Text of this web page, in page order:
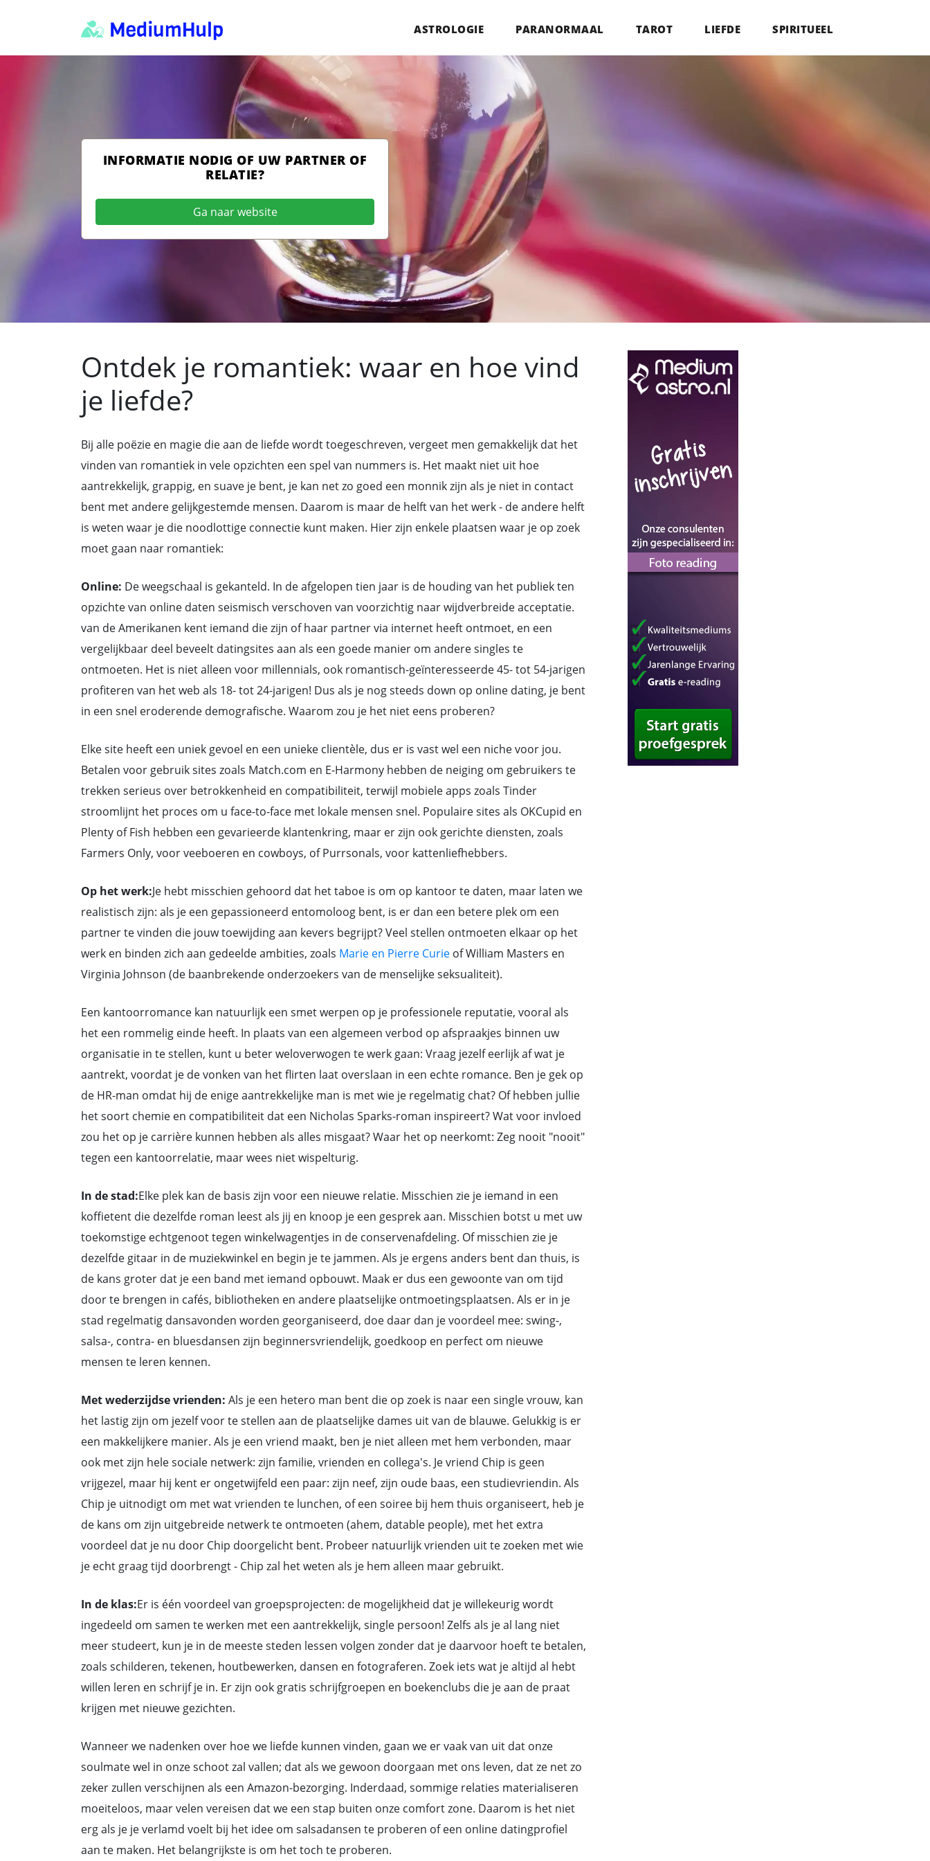
ASTROLOGIE PARANORMAAL TAROT LIEFDE SPIRITUEEL
INFORMATIE NODIG OF UW PARTNER OF
RELATIE?
Ga naar website
Ontdek je romantiek: waar en hoe vind
je liefde?
Bij alle poëzie en magie die aan de liefde wordt toegeschreven, vergeet men gemakkelijk dat het
vinden van romantiek in vele opzichten een spel van nummers is. Het maakt niet uit hoe
aantrekkelijk, grappig, en suave je bent, je kan net zo goed een monnik zijn als je niet in contact
bent met andere gelijkgestemde mensen. Daarom is maar de helft van het werk - de andere helft
is weten waar je die noodlottige connectie kunt maken. Hier zijn enkele plaatsen waar je op zoek
moet gaan naar romantiek:
Online: De weegschaal is gekanteld. In de afgelopen tien jaar is de houding van het publiek ten
opzichte van online daten seismisch verschoven van voorzichtig naar wijdverbreide acceptatie.
van de Amerikanen kent iemand die zijn of haar partner via internet heeft ontmoet, en een
vergelijkbaar deel beveelt datingsites aan als een goede manier om andere singles te
ontmoeten. Het is niet alleen voor millennials, ook romantisch-geïnteresseerde 45- tot 54-jarigen
profiteren van het web als 18- tot 24-jarigen! Dus als je nog steeds down op online dating, je bent
in een snel eroderende demografische. Waarom zou je het niet eens proberen?
Elke site heeft een uniek gevoel en een unieke clientèle, dus er is vast wel een niche voor jou.
Betalen voor gebruik sites zoals Match.com en E-Harmony hebben de neiging om gebruikers te
trekken serieus over betrokkenheid en compatibiliteit, terwijl mobiele apps zoals Tinder
stroomlijnt het proces om u face-to-face met lokale mensen snel. Populaire sites als OKCupid en
Plenty of Fish hebben een gevarieerde klantenkring, maar er zijn ook gerichte diensten, zoals
Farmers Only, voor veeboeren en cowboys, of Purrsonals, voor kattenliefhebbers.
Op het werk:Je hebt misschien gehoord dat het taboe is om op kantoor te daten, maar laten we
realistisch zijn: als je een gepassioneerd entomoloog bent, is er dan een betere plek om een
partner te vinden die jouw toewijding aan kevers begrijpt? Veel stellen ontmoeten elkaar op het
werk en binden zich aan gedeelde ambities, zoals Marie en Pierre Curie of William Masters en
Virginia Johnson (de baanbrekende onderzoekers van de menselijke seksualiteit).
Een kantoorromance kan natuurlijk een smet werpen op je professionele reputatie, vooral als
het een rommelig einde heeft. In plaats van een algemeen verbod op afspraakjes binnen uw
organisatie in te stellen, kunt u beter weloverwogen te werk gaan: Vraag jezelf eerlijk af wat je
aantrekt, voordat je de vonken van het flirten laat overslaan in een echte romance. Ben je gek op
de HR-man omdat hij de enige aantrekkelijke man is met wie je regelmatig chat? Of hebben jullie
het soort chemie en compatibiliteit dat een Nicholas Sparks-roman inspireert? Wat voor invloed
zou het op je carrière kunnen hebben als alles misgaat? Waar het op neerkomt: Zeg nooit "nooit"
tegen een kantoorrelatie, maar wees niet wispelturig.
In de stad:Elke plek kan de basis zijn voor een nieuwe relatie. Misschien zie je iemand in een
koffietent die dezelfde roman leest als jij en knoop je een gesprek aan. Misschien botst u met uw
toekomstige echtgenoot tegen winkelwagentjes in de conservenafdeling. Of misschien zie je
dezelfde gitaar in de muziekwinkel en begin je te jammen. Als je ergens anders bent dan thuis, is
de kans groter dat je een band met iemand opbouwt. Maak er dus een gewoonte van om tijd
door te brengen in cafés, bibliotheken en andere plaatselijke ontmoetingsplaatsen. Als er in je
stad regelmatig dansavonden worden georganiseerd, doe daar dan je voordeel mee: swing-,
salsa-, contra- en bluesdansen zijn beginnersvriendelijk, goedkoop en perfect om nieuwe
mensen te leren kennen.
Met wederzijdse vrienden: Als je een hetero man bent die op zoek is naar een single vrouw, kan
het lastig zijn om jezelf voor te stellen aan de plaatselijke dames uit van de blauwe. Gelukkig is er
een makkelijkere manier. Als je een vriend maakt, ben je niet alleen met hem verbonden, maar
ook met zijn hele sociale netwerk: zijn familie, vrienden en collega's. Je vriend Chip is geen
vrijgezel, maar hij kent er ongetwijfeld een paar: zijn neef, zijn oude baas, een studievriendin. Als
Chip je uitnodigt om met wat vrienden te lunchen, of een soiree bij hem thuis organiseert, heb je
de kans om zijn uitgebreide netwerk te ontmoeten (ahem, datable people), met het extra
voordeel dat je nu door Chip doorgelicht bent. Probeer natuurlijk vrienden uit te zoeken met wie
je echt graag tijd doorbrengt - Chip zal het weten als je hem alleen maar gebruikt.
In de klas:Er is één voordeel van groepsprojecten: de mogelijkheid dat je willekeurig wordt
ingedeeld om samen te werken met een aantrekkelijk, single persoon! Zelfs als je al lang niet
meer studeert, kun je in de meeste steden lessen volgen zonder dat je daarvoor hoeft te betalen,
zoals schilderen, tekenen, houtbewerken, dansen en fotograferen. Zoek iets wat je altijd al hebt
willen leren en schrijf je in. Er zijn ook gratis schrijfgroepen en boekenclubs die je aan de praat
krijgen met nieuwe gezichten.
Wanneer we nadenken over hoe we liefde kunnen vinden, gaan we er vaak van uit dat onze
soulmate wel in onze schoot zal vallen; dat als we gewoon doorgaan met ons leven, dat ze net zo
zeker zullen verschijnen als een Amazon-bezorging. Inderdaad, sommige relaties materialiseren
moeiteloos, maar velen vereisen dat we een stap buiten onze comfort zone. Daarom is het niet
erg als je je verlamd voelt bij het idee om salsadansen te proberen of een online datingprofiel
aan te maken. Het belangrijkste is om het toch te proberen.